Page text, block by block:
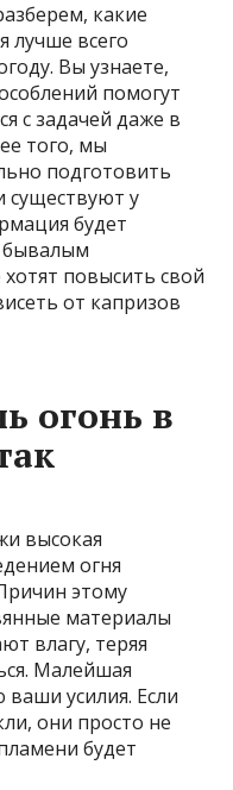
какие
лучше всего
Вы узнаете,
помогут
с задачей даже в
того, мы
подготовить
существуют у
будет
бывалым
повысить свой
от капризов
огонь в
высокая
огня
этому
материалы
влагу, теряя
Малейшая
усилия. Если
они просто не
будет